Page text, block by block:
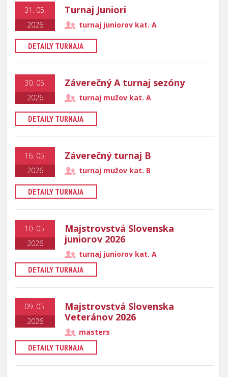
31. 05.
2026
Turnaj Juniori
turnaj juniorov kat. A
DETAILY TURNAJA
30. 05.
2026
Záverečný A turnaj sezóny
turnaj mužov kat. A
DETAILY TURNAJA
16. 05.
2026
Záverečný turnaj B
turnaj mužov kat. B
DETAILY TURNAJA
10. 05.
2026
Majstrovstvá Slovenska
juniorov 2026
turnaj juniorov kat. A
DETAILY TURNAJA
09. 05.
2026
Majstrovstvá Slovenska
Veteránov 2026
masters
DETAILY TURNAJA